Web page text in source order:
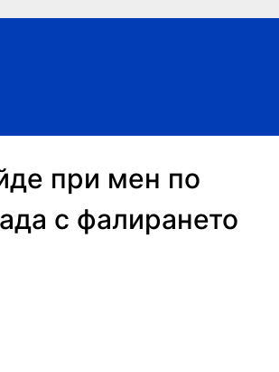
при мен по
с фалирането